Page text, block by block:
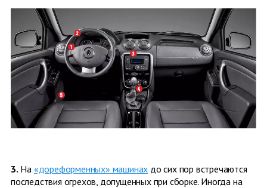
3. На «дореформенных» машинах до сих пор встречаются
последствия огрехов, допущенных при сборке. Иногда на